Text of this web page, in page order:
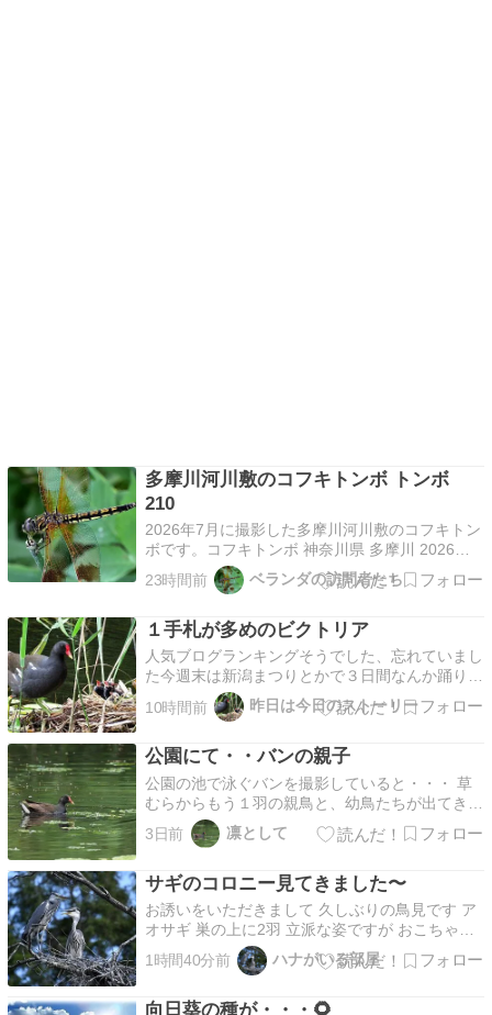
多摩川河川敷のコフキトンボ トンボ
210
2026年7月に撮影した多摩川河川敷のコフキトン
ボです。コフキトンボ 神奈川県 多摩川 2026年7
月撮影 Deielia phaon Koyapoo took this picture
in 2026 in Kanagawa.コフキトンボ 神奈川県 多
23時間前 ベランダの訪問者たち
１手札が多めのビクトリア
人気ブログランキングそうでした、忘れていまし
た今週末は新潟まつりとかで３日間なんか踊り行
列？とかパレード的なやつとか色々あるようで、
毎年のことながら自宅界隈は通行止めが多いの
たお盆ですねぇ。お盆休みというのが無い生活が
長すぎて草。という…
10時間前 昨日は今日のストーリー
公園にて・・バンの親子
公園の池で泳ぐバンを撮影していると・・・ 草
むらからもう１羽の親鳥と、幼鳥たちが出てきま
した 幼鳥たちはスイレンの葉っぱの上を走っ
て・・・ 途中で止まって・・何か餌になるもの
べると少ないですが、みんな無事に育ってね！
ご訪問いただきまし…
3日前 凛として
サギのコロニー見てきました〜
お誘いをいただきまして 久しぶりの鳥見です ア
オサギ 巣の上に2羽 立派な姿ですが おこちゃま
と思います こちらには ダイサギ この子は コサ
ギです サギたちがいっぱいの集合住宅 某公園の
ギもいたと思います こちらは別の場所ですが …
1時間40分前 ハナがいる部屋
向日葵の種が・・・🌻